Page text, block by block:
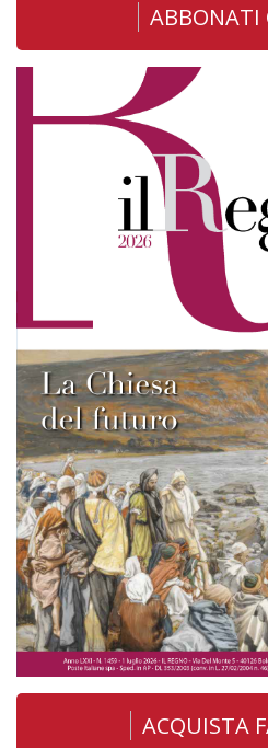
ABBONATI
ACQUISTA